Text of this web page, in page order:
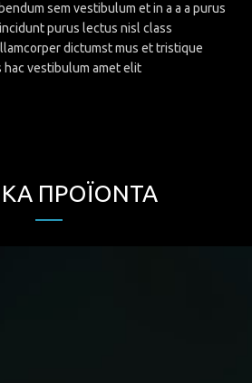
sem vestibulum et in a a a purus
purus lectus nisl class
dictumst mus et tristique
vestibulum amet elit
ΠΡΟΪΌΝΤΑ